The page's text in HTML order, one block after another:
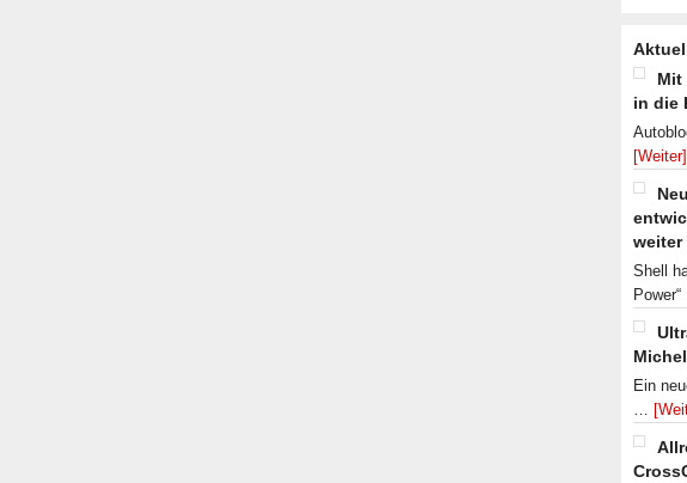
Mit
in die
[Weiter]
weiter
Shell
Ein
…